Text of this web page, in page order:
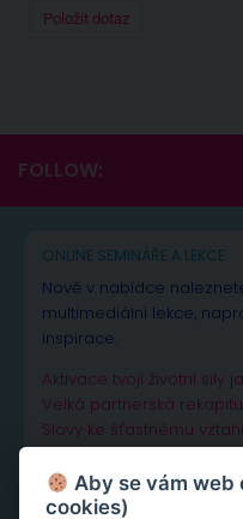
Položit dotaz
FOLLOW:
ONLINE SEMINÁŘE A LEKCE
Nově v nabídce
multimediální lekce,
inspirace.
Aktivace tvojí životní síly
Velká partnerská
Slovy ke šťastnému
Aby se vám web
cookies)